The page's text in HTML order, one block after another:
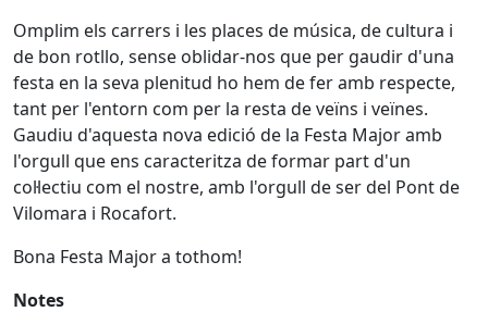
Omplim els carrers i les places de música, de cultura i
de bon rotllo, sense oblidar-nos que per gaudir d'una
festa en la seva plenitud ho hem de fer amb respecte,
tant per l'entorn com per la resta de veïns i veïnes.
Gaudiu d'aquesta nova edició de la Festa Major amb
l'orgull que ens caracteritza de formar part d'un
col·lectiu com el nostre, amb l'orgull de ser del Pont de
Vilomara i Rocafort.
Bona Festa Major a tothom!
Notes